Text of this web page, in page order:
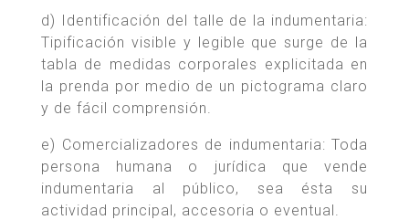
d) Identificación del talle de la indumentaria:
Tipificación visible y legible que surge de la
tabla de medidas corporales explicitada en
la prenda por medio de un pictograma claro
y de fácil comprensión.
e) Comercializadores de indumentaria: Toda
persona humana o jurídica que vende
indumentaria al público, sea ésta su
actividad principal, accesoria o eventual.